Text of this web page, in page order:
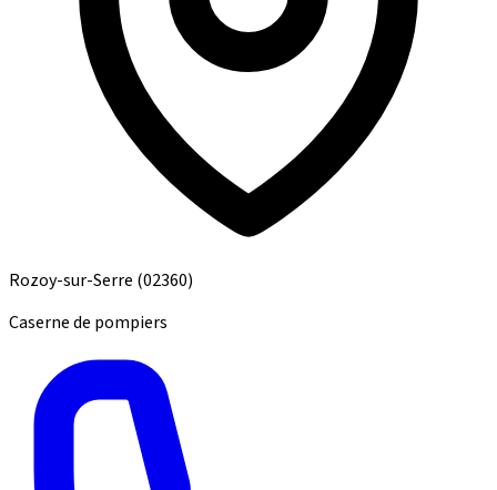
Rozoy-sur-Serre (02360)
Caserne de pompiers